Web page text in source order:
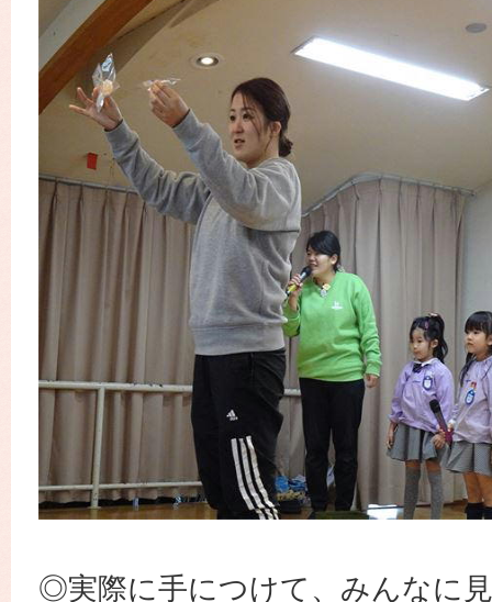
◎実際に手につけて、みんなに